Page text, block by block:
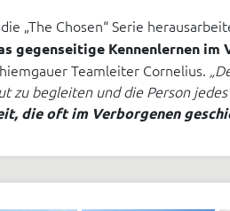
„The Chosen“ Serie
gegenseitige Kennenlernen im
Teamleiter Cornelius.
begleiten und die Person
die oft im Verborgenen